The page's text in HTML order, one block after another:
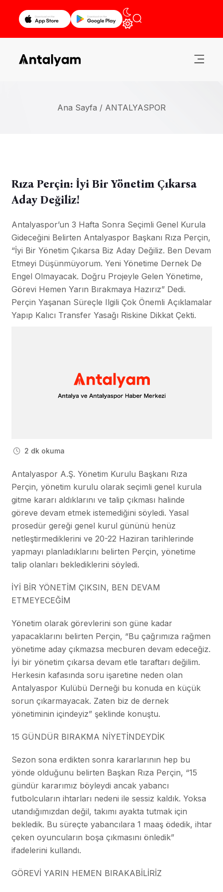
Ana Sayfa / ANTALYASPOR
Rıza Perçin: İyi Bir Yönetim Çıkarsa
Aday Değiliz!
Antalyaspor’un 3 Hafta Sonra Seçimli Genel Kurula
Gideceğini Belirten Antalyaspor Başkanı Rıza Perçin,
“İyi Bir Yönetim Çıkarsa Biz Aday Değiliz. Ben Devam
Etmeyi Düşünmüyorum. Yeni Yönetime Dernek De
Engel Olmayacak. Doğru Projeyle Gelen Yönetime,
Görevi Hemen Yarın Bırakmaya Hazırız” Dedi.
Perçin Yaşanan Süreçle Ilgili Çok Önemli Açıklamalar
Yapıp Kalıcı Transfer Yasağı Riskine Dikkat Çekti.
2 dk okuma
Antalyaspor A.Ş. Yönetim Kurulu Başkanı Rıza
Perçin, yönetim kurulu olarak seçimli genel kurula
gitme kararı aldıklarını ve talip çıkması halinde
göreve devam etmek istemediğini söyledi. Yasal
prosedür gereği genel kurul gününü henüz
netleştirmediklerini ve 20-22 Haziran tarihlerinde
yapmayı planladıklarını belirten Perçin, yönetime
talip olanları beklediklerini söyledi.
İYİ BİR YÖNETİM ÇIKSIN, BEN DEVAM
ETMEYECEĞİM
Yönetim olarak görevlerini son güne kadar
yapacaklarını belirten Perçin, “Bu çağrımıza rağmen
yönetime aday çıkmazsa mecburen devam edeceğiz.
İyi bir yönetim çıkarsa devam etle taraftarı değilim.
Herkesin kafasında soru işaretine neden olan
Antalyaspor Kulübü Derneği bu konuda en küçük
sorun çıkarmayacak. Zaten biz de dernek
yönetiminin içindeyiz” şeklinde konuştu.
15 GÜNDÜR BIRAKMA NİYETİNDEYDİK
Sezon sona erdikten sonra kararlarının hep bu
yönde olduğunu belirten Başkan Rıza Perçin, “15
gündür kararımız böyleydi ancak yabancı
futbolcuların ihtarları nedeni ile sessiz kaldık. Yoksa
utandığımızdan değil, takımı ayakta tutmak için
bekledik. Bu süreçte yabancılara 1 maaş ödedik, ihtar
çeken oyuncuların boşa çıkmasını önledik”
ifadelerini kullandı.
GÖREVİ YARIN HEMEN BIRAKABİLİRİZ